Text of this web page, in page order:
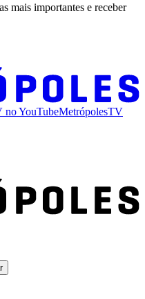
mais importantes e receber
noYouTubeMetrópolesTV